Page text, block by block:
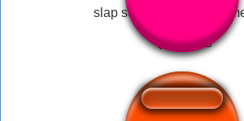
slap sound effect funny